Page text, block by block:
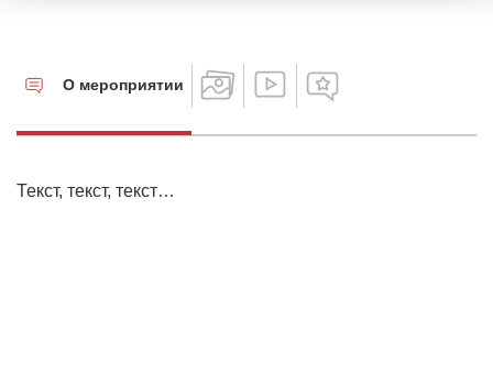
О мероприятии
Текст, текст, текст…